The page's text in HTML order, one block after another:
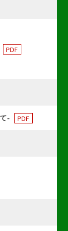
PDF
- PDF